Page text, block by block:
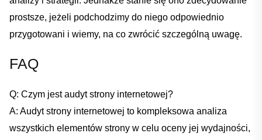
prostsze, jeżeli podchodzimy do niego odpowiednio
przygotowani i wiemy, na co zwrócić szczególną uwagę.
FAQ
Q: Czym jest⁤ audyt strony internetowej?
A: ‍Audyt strony internetowej to kompleksowa analiza
wszystkich ​elementów strony w celu ⁤oceny jej wydajności,